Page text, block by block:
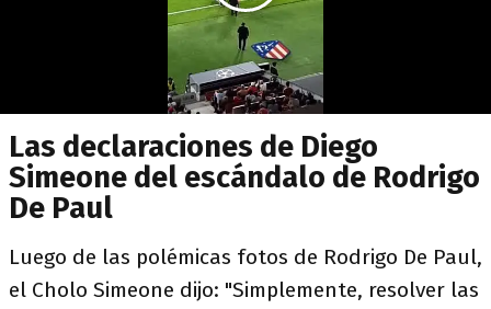
Las declaraciones de Diego
Simeone del escándalo de Rodrigo
De Paul
Luego de las polémicas fotos de Rodrigo De Paul,
el Cholo Simeone dijo: "Simplemente, resolver las